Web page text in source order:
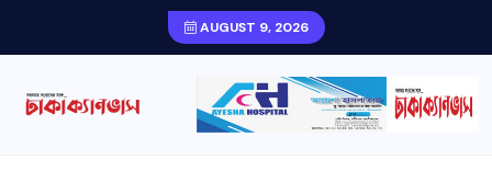
AUGUST 9, 2026